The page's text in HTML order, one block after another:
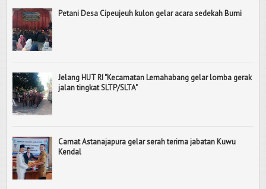
Petani Desa Cipeujeuh kulon gelar acara sedekah Bumi
Jelang HUT RI "Kecamatan Lemahabang gelar lomba gerak
jalan tingkat SLTP/SLTA"
Camat Astanajapura gelar serah terima jabatan Kuwu
Kendal